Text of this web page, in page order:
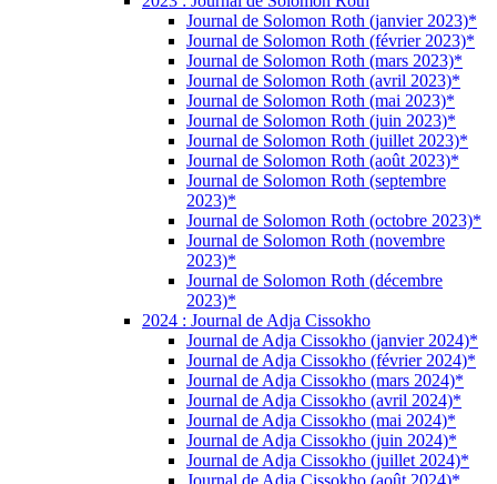
Journal de Solomon Roth (janvier 2023)*
Journal de Solomon Roth (février 2023)*
Journal de Solomon Roth (mars 2023)*
Journal de Solomon Roth (avril 2023)*
Journal de Solomon Roth (mai 2023)*
Journal de Solomon Roth (juin 2023)*
Journal de Solomon Roth (juillet 2023)*
Journal de Solomon Roth (août 2023)*
Journal de Solomon Roth (septembre
2023)*
Journal de Solomon Roth (octobre 2023)*
Journal de Solomon Roth (novembre
2023)*
Journal de Solomon Roth (décembre
2023)*
2024 : Journal de Adja Cissokho
Journal de Adja Cissokho (janvier 2024)*
Journal de Adja Cissokho (février 2024)*
Journal de Adja Cissokho (mars 2024)*
Journal de Adja Cissokho (avril 2024)*
Journal de Adja Cissokho (mai 2024)*
Journal de Adja Cissokho (juin 2024)*
Journal de Adja Cissokho (juillet 2024)*
Journal de Adja Cissokho (août 2024)*